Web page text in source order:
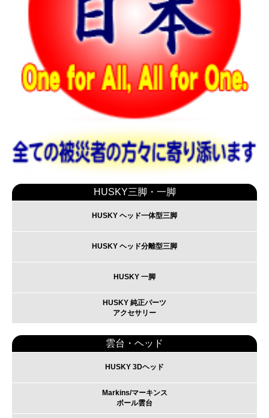
HUSKY三脚・一脚
HUSKY ヘッド一体型三脚
HUSKY ヘッド分離型三脚
HUSKY 一脚
HUSKY 純正パーツ
アクセサリー
雲台・ヘッド
HUSKY 3Dヘッド
Markins/マーキンス
ボール雲台